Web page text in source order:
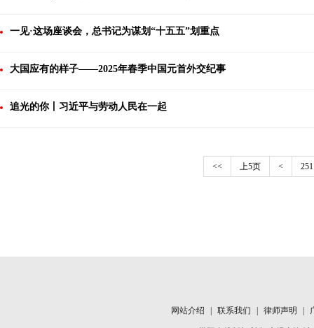
一见·这场座谈会，总书记为谋划“十五五”划重点
大国应有的样子——2025年春季中国元首外交纪事
追光的你丨习近平与劳动人民在一起
<< 上5页 < 251
网站介绍 联系我们 律师声明